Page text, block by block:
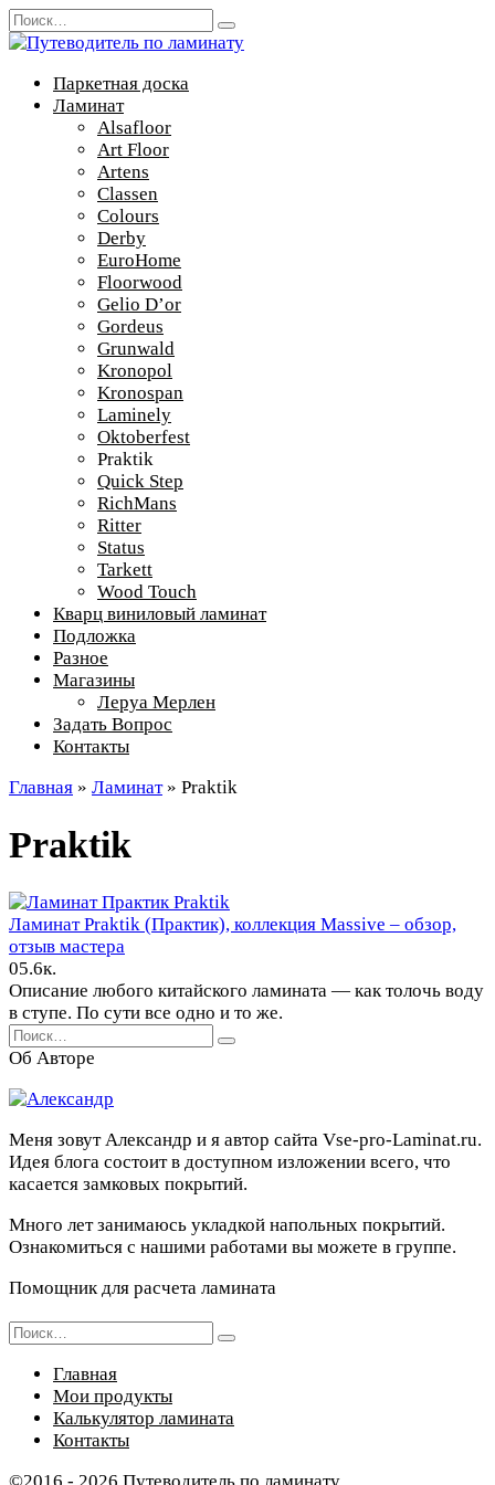
Перейти
к
Search
for:
Паркетная доска
Ламинат
Alsafloor
Art Floor
Artens
Classen
Colours
Derby
EuroHome
Floorwood
Gelio D’or
Gordeus
Grunwald
Kronopol
Kronospan
Laminely
Oktoberfest
Praktik
Quick Step
RichMans
Ritter
Status
Tarkett
Wood Touch
Кварц виниловый ламинат
Подложка
Разное
Магазины
Леруа Мерлен
Задать Вопрос
Контакты
Главная » Ламинат » Praktik
Praktik
Praktik
Ламинат Praktik (Практик), коллекция Massive – обзор,
отзыв мастера
05.6к.
Описание любого китайского ламината — как толочь воду
в ступе. По сути все одно и то же.
Search
for:
Об Авторе
Меня зовут Александр и я автор сайта Vse-pro-Laminat.ru.
Идея блога состоит в доступном изложении всего, что
касается замковых покрытий.
Много лет занимаюсь укладкой напольных покрытий.
Ознакомиться с нашими работами вы можете в группе.
Помощник для расчета ламината
Search
Главная
Мои продукты
Калькулятор ламината
Контакты
©2016 - 2026 Путеводитель по ламинату